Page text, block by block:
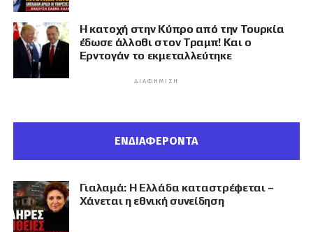
Η κατοχή στην Κύπρο από την Τουρκία
έδωσε άλλοθι στον Τραμπ! Και ο
Ερντογάν το εκμεταλλεύτηκε
ΔΙΑΦΉΜΙΣΗ
ΕΝΔΙΑΦΕΡΟΝΤΑ
Γιαλαμά: Η Ελλάδα καταστρέφεται –
Χάνεται η εθνική συνείδηση